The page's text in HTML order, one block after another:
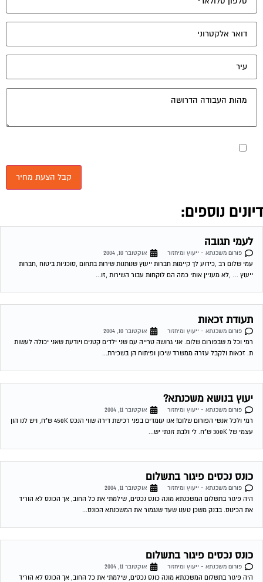
מאשר את תנאי הפרטיות
נוספים:
לעמי תגובה
פורום משכנתא - ייעוץ ומיחזור
אוקטובר 10, 2004
עמי שלום רב ,כידוע לך קיימות חברות ייעוץ שנותנות שירות בתחום ,סוכניות ביטוח ,חברות
ייעוץ … ,לא מעניין אותי כמה הם לוקחות עבור השירות ,זו...
תעודת זכאות
פורום משכנתא - ייעוץ ומיחזור
אוקטובר 10, 2004
רמי וכל מ שבפורום שלום. אני גרושה טרייה עם שני ילדים קטנים ויודעת שאני יכולה לעשות
ת. זכאות ולקבל עזרה ממשרד שיכון ופיתוח הן בשכירת...
יעוץ בנושא משכנתא?
פורום משכנתא - ייעוץ ומיחזור
אוקטובר 11, 2004
רמי ולכל אנשי הפורום שלום! אנו עומדים בפני רכישת דירה שווי הנכס 450K ש"ח, ויש לנו הון
עצמי של 300K ש"ח. לי ולבת זוגתי יש...
כונס נכסים פיגור בתשלום
פורום משכנתא - ייעוץ ומיחזור
אוקטובר 11, 2004
היה פיגור בתשלום המשכנתא מונה כונס נכסים, שילמתי את כל החוב, אך הכונס לא הוריד
את הכינוס. בבנק משכן טענו שעד שנגמור את המשכנתא הכונס...
כונס נכסים פיגור בתשלום
פורום משכנתא - ייעוץ ומיחזור
אוקטובר 11, 2004
היה פיגור בתשלום המשכנתא מונה כונס נכסים, שילמתי את כל החוב, אך הכונס לא הוריד